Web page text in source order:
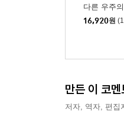
다른 우주
16,920원
만든 이 코멘
저자, 역자, 편집